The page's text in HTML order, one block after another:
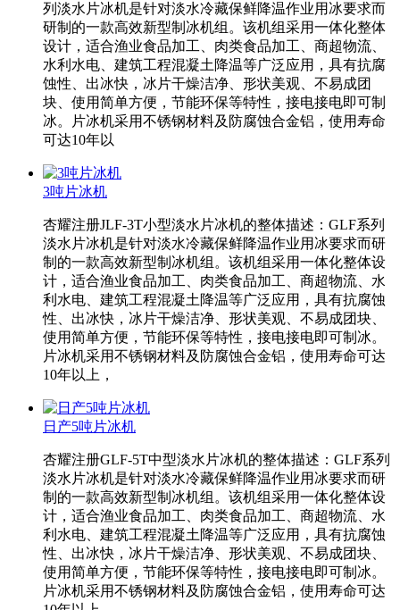
列淡水片冰机是针对淡水冷藏保鲜降温作业用冰要求而
研制的一款高效新型制冰机组。该机组采用一体化整体
设计，适合渔业食品加工、肉类食品加工、商超物流、
水利水电、建筑工程混凝土降温等广泛应用，具有抗腐
蚀性、出冰快，冰片干燥洁净、形状美观、不易成团
块、使用简单方便，节能环保等特性，接电接电即可制
冰。片冰机采用不锈钢材料及防腐蚀合金铝，使用寿命
可达10年以
3吨片冰机
杏耀注册JLF-3T小型淡水片冰机的整体描述：GLF系列
淡水片冰机是针对淡水冷藏保鲜降温作业用冰要求而研
制的一款高效新型制冰机组。该机组采用一体化整体设
计，适合渔业食品加工、肉类食品加工、商超物流、水
利水电、建筑工程混凝土降温等广泛应用，具有抗腐蚀
性、出冰快，冰片干燥洁净、形状美观、不易成团块、
使用简单方便，节能环保等特性，接电接电即可制冰。
片冰机采用不锈钢材料及防腐蚀合金铝，使用寿命可达
10年以上，
日产5吨片冰机
杏耀注册GLF-5T中型淡水片冰机的整体描述：GLF系列
淡水片冰机是针对淡水冷藏保鲜降温作业用冰要求而研
制的一款高效新型制冰机组。该机组采用一体化整体设
计，适合渔业食品加工、肉类食品加工、商超物流、水
利水电、建筑工程混凝土降温等广泛应用，具有抗腐蚀
性、出冰快，冰片干燥洁净、形状美观、不易成团块、
使用简单方便，节能环保等特性，接电接电即可制冰。
片冰机采用不锈钢材料及防腐蚀合金铝，使用寿命可达